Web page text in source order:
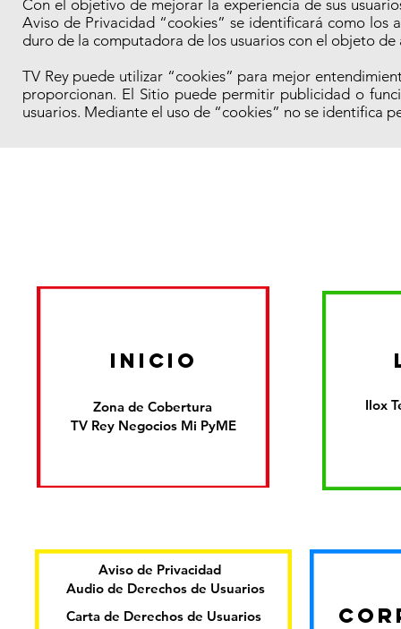
Con el objetivo de mejorar la experiencia de sus
Aviso de Privacidad “cookies” se identificará como
duro de la computadora de los usuarios con el objeto
TV Rey puede utilizar “cookies” para mejor
proporcionan. El Sitio puede permitir publicidad o
usuarios. Mediante el uso de “cookies” no se identifica
inicio
Zona de Cobertura
TV Rey Negocios Mi PyME
Ilox
Aviso de Privacidad
Audio de Derechos de Usuarios
Carta de Derechos de Usuarios